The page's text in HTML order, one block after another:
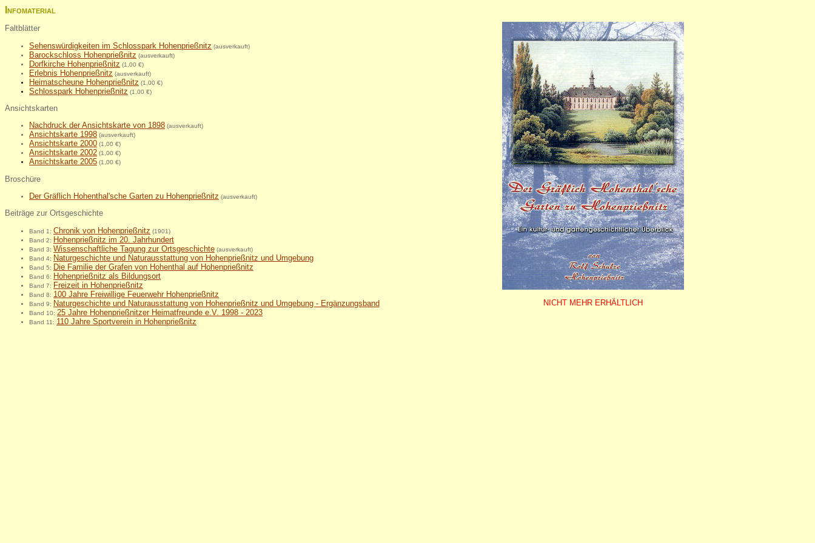
Infomaterial
Faltblätter
Sehenswürdigkeiten im Schlosspark Hohenprießnitz (ausverkauft)
Barockschloss Hohenprießnitz (ausverkauft)
Dorfkirche Hohenprießnitz (1,00 €)
Erlebnis Hohenprießnitz (ausverkauft)
Heimatscheune Hohenprießnitz (1,00 €)
Schlosspark Hohenprießnitz (1,00 €)
Ansichtskarten
Nachdruck der Ansichtskarte von 1898 (ausverkauft)
Ansichtskarte 1998 (ausverkauft)
Ansichtskarte 2000 (1,00 €)
Ansichtskarte 2002 (1,00 €)
Ansichtskarte 2005 (1,00 €)
Broschüre
Der Gräflich Hohenthal'sche Garten zu Hohenprießnitz (ausverkauft)
Beiträge zur Ortsgeschichte
Band 1: Chronik von Hohenprießnitz (1901)
Band 2: Hohenprießnitz im 20. Jahrhundert
Band 3: Wissenschaftliche Tagung zur Ortsgeschichte (ausverkauft)
Band 4: Naturgeschichte und Naturausstattung von Hohenprießnitz und Umgebung
Band 5: Die Familie der Grafen von Hohenthal auf Hohenprießnitz
Band 6: Hohenprießnitz als Bildungsort
Band 7: Freizeit in Hohenprießnitz
Band 8: 100 Jahre Freiwillige Feuerwehr Hohenprießnitz
Band 9: Naturgeschichte und Naturausstattung von Hohenprießnitz und Umgebung - Ergänzungsband
Band 10: 25 Jahre Hohenprießnitzer Heimatfreunde e.V. 1998 - 2023
Band 11: 110 Jahre Sportverein in Hohenprießnitz
NICHT MEHR ERHÄLTLICH